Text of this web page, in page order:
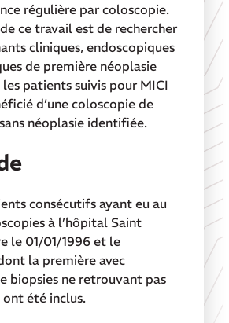
régulière par coloscopie.
ce travail est de rechercher
cliniques, endoscopiques
de première néoplasie
patients suivis pour MICI
d’une coloscopie de
néoplasie identifiée.
consécutifs ayant eu au
à l’hôpital Saint
le 01/01/1996 et le
la première avec
biopsies ne retrouvant pas
été inclus.